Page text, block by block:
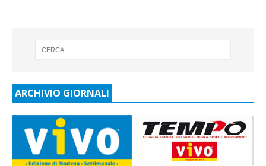
ARCHIVIO GIORNALI